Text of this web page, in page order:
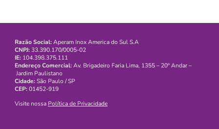
Razão Social:Aperam Inox America do Sul S.A
CNPJ:33.390.170/0005-02
IE: 104.398.375.111
Endereço Comercial:Av. Brigadeiro Faria Lima, 1355 – 20º Andar –
Jardim Paulistano
Cidade:São Paulo / SP
CEP:01452-919
Visite nossa Política de Privacidade